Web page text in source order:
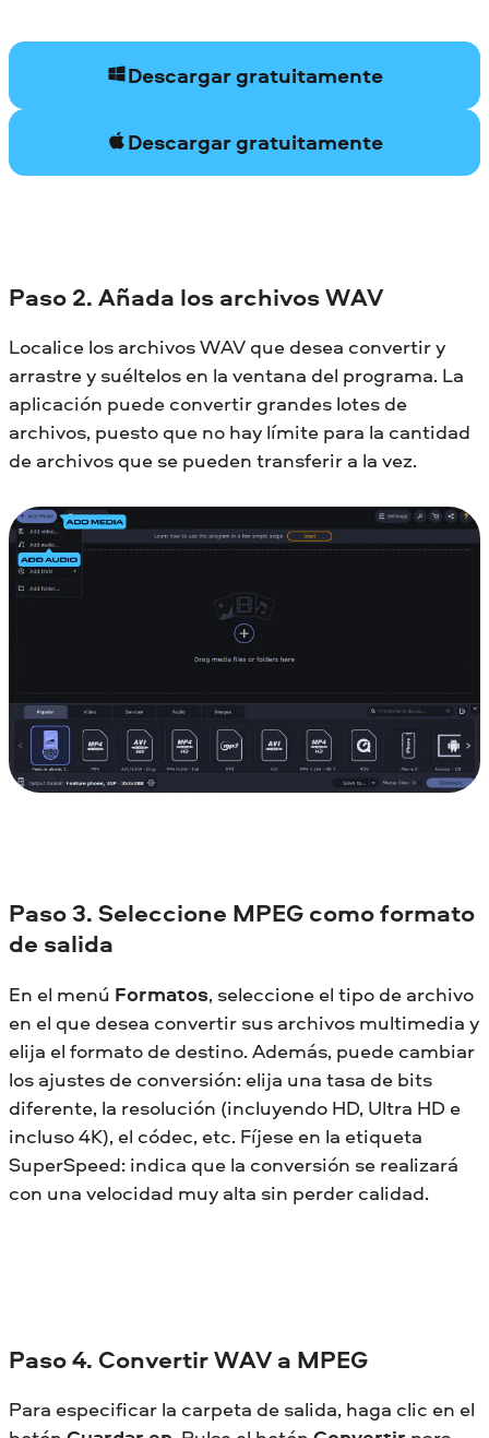
Descargar gratuitamente
Descargar gratuitamente
Paso 2. Añada los archivos WAV
Localice los archivos WAV que desea convertir y
arrastre y suéltelos en la ventana del programa. La
aplicación puede convertir grandes lotes de
archivos, puesto que no hay límite para la cantidad
de archivos que se pueden transferir a la vez.
Paso 3. Seleccione MPEG como formato
de salida
En el menú Formatos, seleccione el tipo de archivo
en el que desea convertir sus archivos multimedia y
elija el formato de destino. Además, puede cambiar
los ajustes de conversión: elija una tasa de bits
diferente, la resolución (incluyendo HD, Ultra HD e
incluso 4K), el códec, etc. Fíjese en la etiqueta
SuperSpeed: indica que la conversión se realizará
con una velocidad muy alta sin perder calidad.
Paso 4. Convertir WAV a MPEG
Para especificar la carpeta de salida, haga clic en el